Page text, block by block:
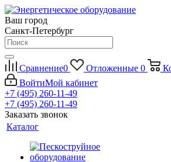
Ваш город
Санкт-Петербург
Сравнение0 Отложенные 0
ВойтиМой кабинет
+7 (495) 260-11-49
+7 (495) 260-11-49
Заказать звонок
Каталог